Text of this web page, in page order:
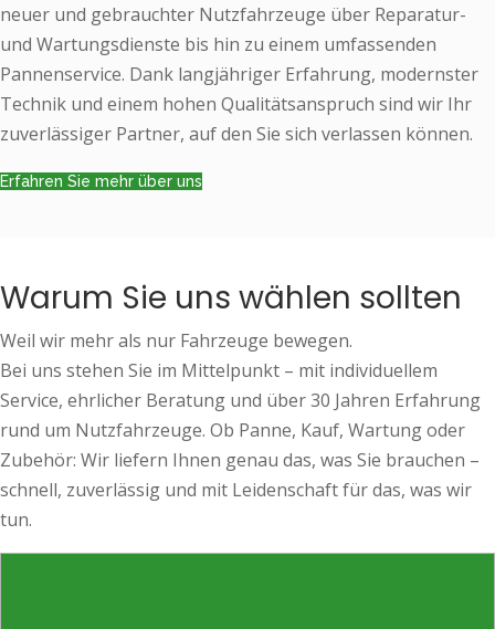
neuer und gebrauchter Nutzfahrzeuge über Reparatur-
und Wartungsdienste bis hin zu einem umfassenden
Pannenservice. Dank langjähriger Erfahrung, modernster
Technik und einem hohen Qualitätsanspruch sind wir Ihr
zuverlässiger Partner, auf den Sie sich verlassen können.
Erfahren Sie mehr über uns
Warum Sie uns wählen sollten
Weil wir mehr als nur Fahrzeuge bewegen.
Bei uns stehen Sie im Mittelpunkt – mit individuellem
Service, ehrlicher Beratung und über 30 Jahren Erfahrung
rund um Nutzfahrzeuge. Ob Panne, Kauf, Wartung oder
Zubehör: Wir liefern Ihnen genau das, was Sie brauchen –
schnell, zuverlässig und mit Leidenschaft für das, was wir
tun.